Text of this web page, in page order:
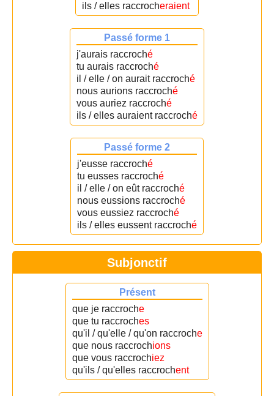
ils / elles raccrocheraient
Passé forme 1
j'aurais raccroché
tu aurais raccroché
il / elle / on aurait raccroché
nous aurions raccroché
vous auriez raccroché
ils / elles auraient raccroché
Passé forme 2
j'eusse raccroché
tu eusses raccroché
il / elle / on eût raccroché
nous eussions raccroché
vous eussiez raccroché
ils / elles eussent raccroché
Subjonctif
Présent
que je raccroche
que tu raccroches
qu'il / qu'elle / qu'on raccroche
que nous raccrochions
que vous raccrochiez
qu'ils / qu'elles raccrochent